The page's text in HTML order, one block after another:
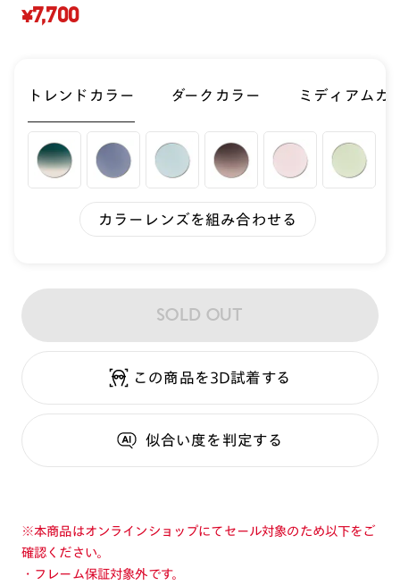
¥7,700
トレンドカラー ダークカラー ミディアムカ
カラーレンズを組み合わせる
SOLD OUT
この商品を3D試着する
似合い度を判定する
※本商品はオンラインショップにてセール対象のため以下をご
確認ください。
・フレーム保証対象外です。